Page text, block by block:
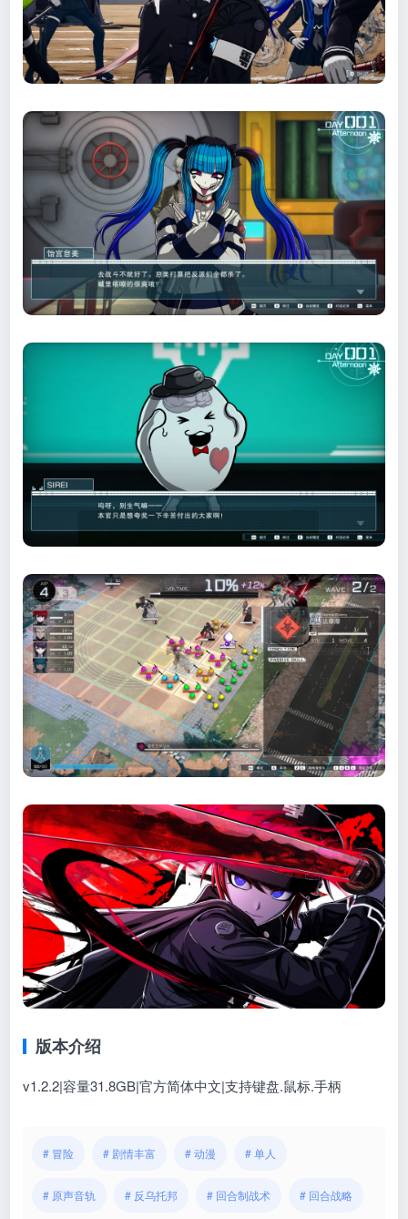
版本介绍
v1.2.2|容量31.8GB|官方简体中文|支持键盘.鼠标.手柄
# 冒险 # 剧情丰富 # 动漫 # 单人
# 原声音轨 # 反乌托邦 # 回合制战术 # 回合战略